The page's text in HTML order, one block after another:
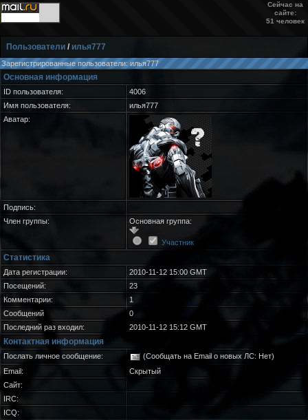
Сейчас на
сайте:
51 человек
Пользователи / илья777
Зарегистрированные пользователи: илья777
Основная информация
ID пользователя:
4006
Имя пользователя:
илья777
Аватар:
Подпись:
Член группы:
Основная группа:
Участник
Статистика
Дата регистрации:
2010-11-12 15:00 GMT
Посещений:
23
Комментарии:
1
Сообщений
0
Последний раз входил:
2010-11-12 15:12 GMT
Контактная информация
Послать личное сообщение:
(Сообщать на Email о новых ЛС: Нет)
Email:
Скрытый
Сайт:
IRC:
ICQ: